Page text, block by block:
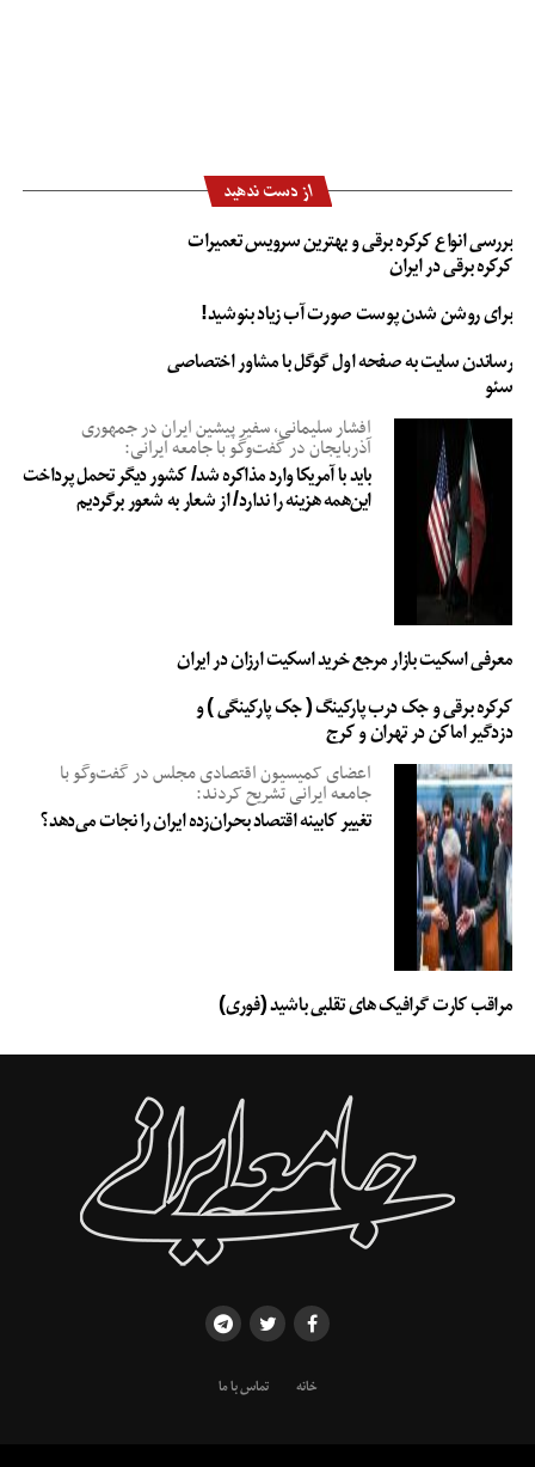
از دست ندهید
بررسی انواع کرکره برقی و بهترین سرویس تعمیرات
کرکره برقی در ایران
برای روشن شدن پوست صورت آب زیاد بنوشید!
رساندن سایت به صفحه اول گوگل با مشاور اختصاصی
سئو
افشار سلیمانی، سفیر پیشین ایران در جمهوری
آذربایجان در گفت‌وگو با جامعه ایرانی:
باید با آمریکا وارد مذاکره شد/ کشور دیگر تحمل پرداخت
این‌همه هزینه را ندارد/ از شعار به شعور برگردیم
معرفی اسکیت بازار مرجع خرید اسکیت ارزان در ایران
کرکره برقی و جک درب پارکینگ ( جک پارکینگی ) و
دزدگیر اماکن در تهران و کرج
اعضای کمیسیون اقتصادی مجلس در گفت‌وگو با
جامعه ایرانی تشریح کردند:
تغییر کابینه اقتصاد بحران‌زده ایران را نجات می‌دهد؟
مراقب کارت گرافیک های تقلبی باشید (فوری)
خانه تماس با ما